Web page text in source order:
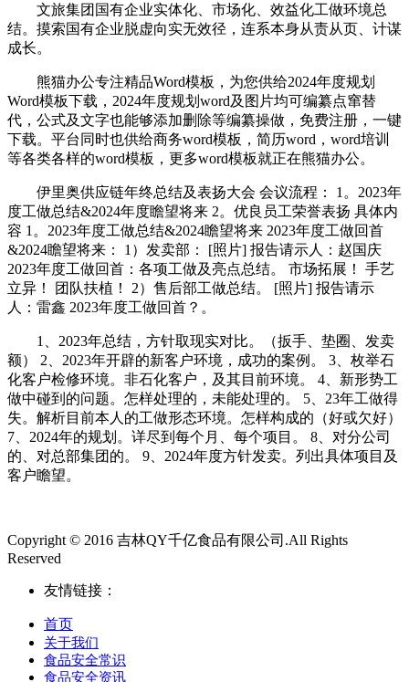
文旅集团国有企业实体化、市场化、效益化工做环境总
结。摸索国有企业脱虚向实无效径，连系本身从责从页、计谋
成长。
熊猫办公专注精品Word模板，为您供给2024年度规划
Word模板下载，2024年度规划word及图片均可编纂点窜替
代，公式及文字也能够添加删除等编纂操做，免费注册，一键
下载。平台同时也供给商务word模板，简历word，word培训
等各类各样的word模板，更多word模板就正在熊猫办公。
伊里奥供应链年终总结及表扬大会 会议流程： 1。2023年
度工做总结&2024年度瞻望将来 2。优良员工荣誉表扬 具体内
容 1。2023年度工做总结&2024瞻望将来 2023年度工做回首
&2024瞻望将来： 1）发卖部： [照片] 报告请示人：赵国庆
2023年度工做回首：各项工做及亮点总结。 市场拓展！ 手艺
立异！ 团队扶植！ 2）售后部工做总结。 [照片] 报告请示
人：雷鑫 2023年度工做回首？。
1、2023年总结，方针取现实对比。（扳手、垫圈、发卖
额） 2、2023年开辟的新客户环境，成功的案例。 3、枚举石
化客户检修环境。非石化客户，及其目前环境。 4、新形势工
做中碰到的问题。怎样处理的，未能处理的。 5、23年工做得
失。解析目前本人的工做形态环境。怎样构成的（好或欠好）
7、2024年的规划。详尽到每个月、每个项目。 8、对分公司
的、对总部集团的。 9、2024年度方针发卖。列出具体项目及
客户瞻望。
Copyright © 2016 吉林QY千亿食品有限公司.All Rights
Reserved
友情链接：
首页
关于我们
食品安全常识
食品安全资讯